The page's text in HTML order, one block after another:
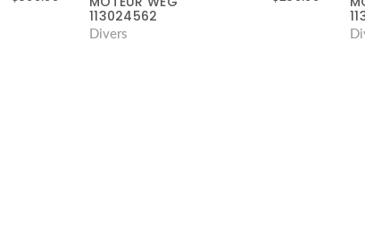
113024562
Divers